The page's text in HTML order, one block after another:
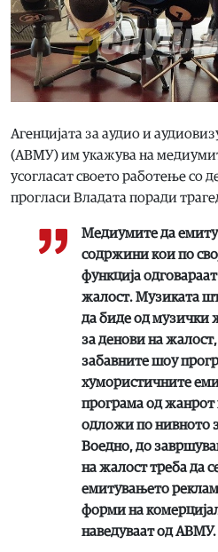
Агенцијата за аудио и
(АВМУ) им укажува на
усогласат своето работење со
прогласи Владата поради
Медиумите да
содржини кои по
функција
жалост. Музиката
да биде од музички
за денови на
забавните шоу
хумористичните
програма од жанрот
одложи по нивното
Воедно, до
на жалост треба да
емитувањето
форми на
наведуваат од АВМУ.